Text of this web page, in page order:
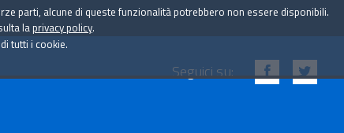
Seguici su:
parti, alcune di queste funzionalità potrebbero non essere disponibili.
la privacy policy.
tutti i cookie.